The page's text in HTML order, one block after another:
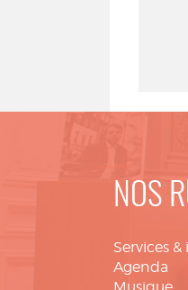
NOS
Services
Agenda